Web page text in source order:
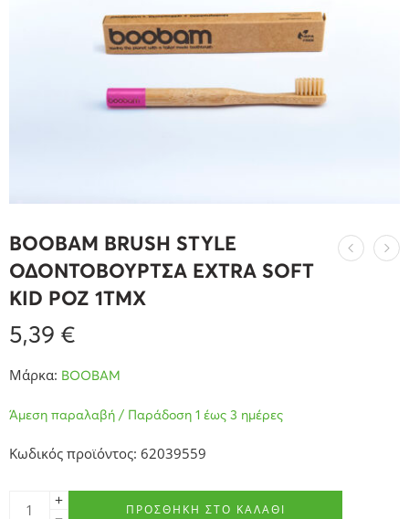
BOOBAM BRUSH STYLE
ΟΔΟΝΤΟΒΟΥΡΤΣΑ EXTRA SOFT
KID ΡΟΖ 1ΤΜΧ
5,39 €
Μάρκα: BOOBAM
Άμεση παραλαβή / Παράδοση 1 έως 3 ημέρες
Κωδικός προϊόντος: 62039559
ΠΡΟΣΘΉΚΗ ΣΤΟ ΚΑΛΆΘΙ